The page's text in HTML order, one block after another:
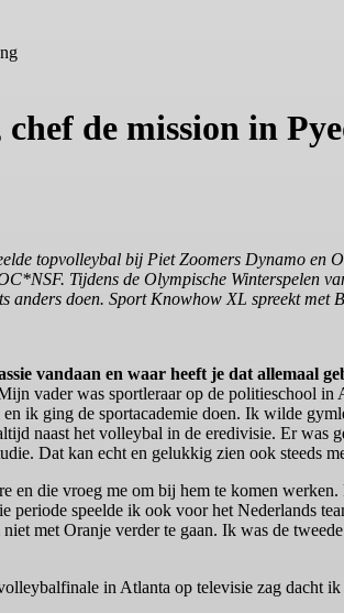
de mission in
topvolleybal bij Piet Zoomers Dynamo en
Tijdens de Olympische Winterspelen
anders doen. Sport Knowhow XL spreekt
vandaan en waar heeft je dat allemaal
vader was sportleraar op de politieschool
ik ging de sportacademie doen. Ik wilde
naast het volleybal in de eredivisie. Er
Dat kan echt en gelukkig zien ook steeds
en die vroeg me om bij hem te komen
periode speelde ik ook voor het Nederlands
met Oranje verder te gaan. Ik was de
in Atlanta op televisie zag dacht